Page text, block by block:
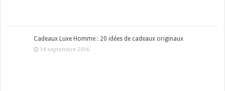
Cadeaux Luxe Homme : 20 idées de cadeaux originaux
14 septembre 2016